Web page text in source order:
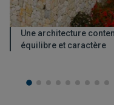
Une architecture
équilibre et caractère